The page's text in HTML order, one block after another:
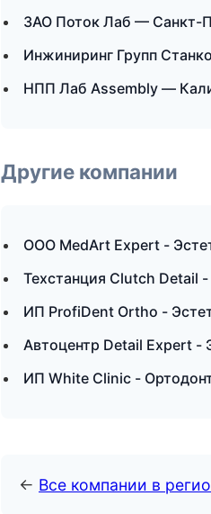
ЗАО Поток Лаб — Санкт-
Инжиниринг Групп
НПП Лаб Assembly —
Другие компании
ООО MedArt Expert -
Техстанция Clutch Detail
ИП ProfiDent Ortho -
Автоцентр Detail Expert -
ИП White Clinic -
← Все компании в